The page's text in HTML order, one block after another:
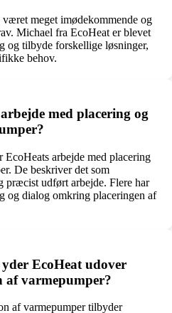
meget imødekommende og
Michael fra EcoHeat er blevet
og tilbyde forskellige løsninger,
behov.
med placering og
arbejde med placering
De beskriver det som
præcist udført arbejde. Flere har
og dialog omkring placeringen af
EcoHeat udover
af varmepumper?
af varmepumper tilbyder